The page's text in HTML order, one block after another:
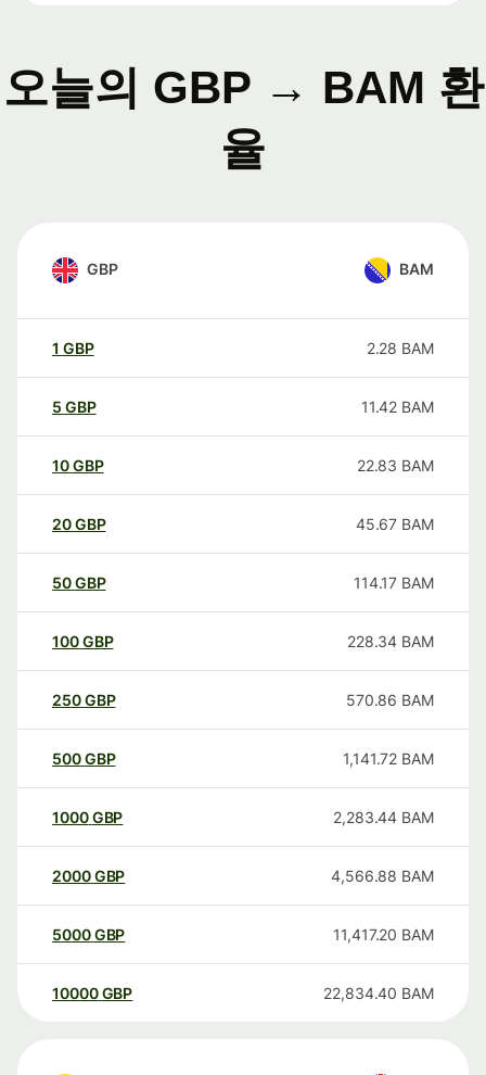
오늘의 GBP → BAM 환
율
GBP BAM
1 GBP 2.28 BAM
5 GBP 11.42 BAM
10GBP 22.83 BAM
20GBP 45.67 BAM
50GBP 114.17 BAM
100GBP 228.34 BAM
250GBP 570.86 BAM
500GBP 1,141.72 BAM
1000GBP 2,283.44 BAM
2000GBP 4,566.88 BAM
5000GBP 11,417.20 BAM
10000 GBP 22,834.40 BAM